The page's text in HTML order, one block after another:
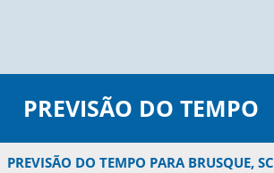
PREVISÃO DO TEMPO
PREVISÃO DO TEMPO PARA BRUSQUE, SC